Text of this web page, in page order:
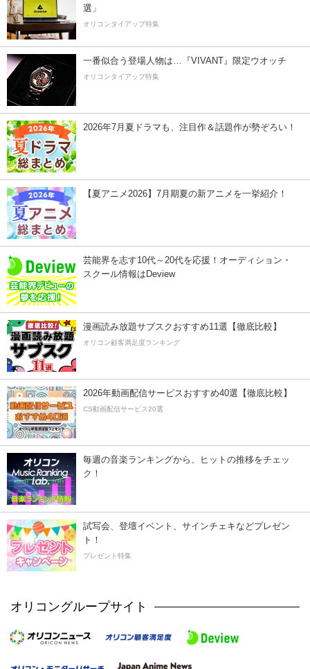
選」
オリコンタイアップ特集
一番似合う登場人物は…『VIVANT』限定ウオッチ
オリコンタイアップ特集
2026年7月夏ドラマも、注目作＆話題作が勢ぞろい！
【夏アニメ2026】7月期夏の新アニメを一挙紹介！
芸能界を志す10代～20代を応援！オーディション・
スクール情報はDeview
漫画読み放題サブスクおすすめ11選【徹底比較】
オリコン顧客満足度ランキング
2026年動画配信サービスおすすめ40選【徹底比較】
CS動画配信サービス20選
毎週の音楽ランキングから、ヒットの推移をチェッ
ク！
試写会、登壇イベント、サインチェキなどプレゼン
ト！
プレゼント特集
オリコングループサイト